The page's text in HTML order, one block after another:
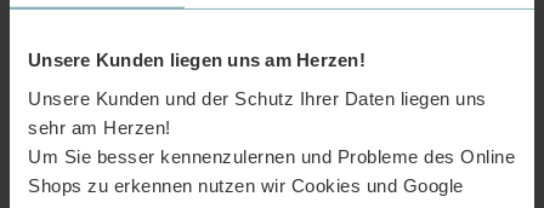
Unsere Kunden liegen uns am Herzen!
Unsere Kunden und der Schutz Ihrer Daten liegen uns
sehr am Herzen!
Um Sie besser kennenzulernen und Probleme des Online
Shops zu erkennen nutzen wir Cookies und Google
Flexibel erweiterbares TV-Lowboard
Unser TV-Lowboard bietet Ihnen individuelle Anpassungsmöglichkeiten.
300cm(3*100cm) 320cm(2*160cm)